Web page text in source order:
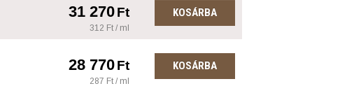
31 270Ft
312 Ft / ml
KOSÁRBA
28 770Ft
287 Ft / ml
KOSÁRBA